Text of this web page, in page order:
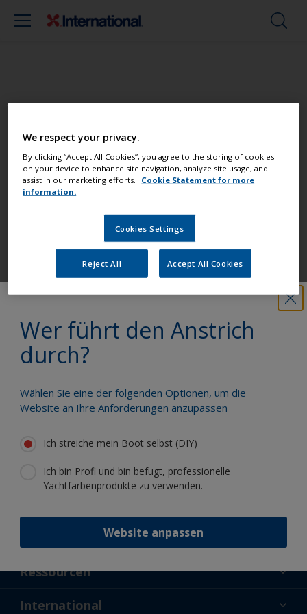
Wer führt den Anstrich
durch?
Wählen Sie eine der folgenden Optionen, um die
Website an Ihre Anforderungen anzupassen
Ich streiche mein Boot selbst (DIY)
Ich bin Profi und bin befugt, professionelle
Yachtfarbenprodukte zu verwenden.
Website anpassen
Finden Sie die besten Produkte, um Ihr
Boot in einem großartigem Zustand zu
erhalten
Erhalten Sie allen notwendigen
Support, um Anstricharbeiten mit
Zuversicht auszuführen
Profitieren Sie von unserer ständigen
Innovation und unserem
wissenschaftlichen Know-how
Unterstützung
Ressourcen
Aktuelles
International
We respect your privacy.
By clicking “Accept All Cookies”, you agree to the storing of cookies
on your device to enhance site navigation, analyze site usage, and
assist in our marketing efforts. Cookie Statement for more
information.
Cookies Settings
Reject All Accept All Cookies